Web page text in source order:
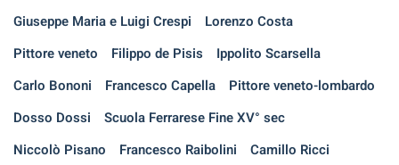
Giuseppe Maria e Luigi Crespi
Lorenzo Costa
Pittore veneto
Filippo de Pisis
Ippolito Scarsella
Carlo Bononi
Francesco Capella
Pittore veneto-lombardo
Dosso Dossi
Scuola Ferrarese Fine XV° sec
Niccolò Pisano
Francesco Raibolini
Camillo Ricci